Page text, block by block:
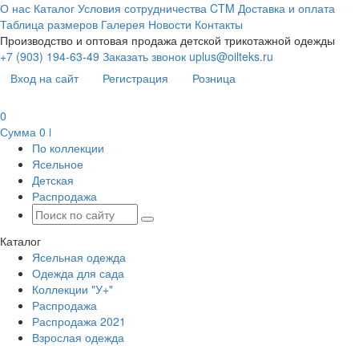
О нас Каталог Условия сотрудничества CTM Доставка и оплата
Таблица размеров Галерея Новости Контакты
Производство и оптовая продажа детской трикотажной одежды
+7 (903) 194-63-49 Заказать звонок uplus@oilteks.ru
Вход на сайт
Регистрация Розница
0
Сумма 0 i
По коллекции
Ясельное
Детская
Распродажа
Каталог
Ясельная одежда
Одежда для сада
Коллекции "У+"
Распродажа
Распродажа 2021
Взрослая одежда